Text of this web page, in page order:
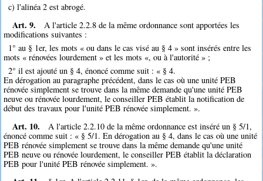
c) l'alinéa 2 est abrogé.
Art. 9.
A l'article 2.2.8 de la même ordonnance sont apportées les
modifications suivantes :
1° au § 1er, les mots « ou dans le cas visé au § 4 » sont insérés entre les
mots « rénovées lourdement » et les mots «, ou à l'autorité » ;
2° il est ajouté un § 4, énoncé comme suit : « § 4.
En dérogation au paragraphe précédent, dans le cas où une unité PEB
rénovée simplement se trouve dans la même demande qu'une unité PEB
neuve ou rénovée lourdement, le conseiller PEB établit la notification de
début des travaux pour l'unité PEB rénovée simplement. ».
Art. 10.
A l'article 2.2.10 de la même ordonnance est inséré un § 5/1,
énoncé comme suit : « § 5/1. En dérogation au § 4, dans le cas où une unité
PEB rénovée simplement se trouve dans la même demande qu'une unité
PEB neuve ou rénovée lourdement, le conseiller PEB établit la déclaration
PEB pour l'unité PEB rénovée simplement. ».